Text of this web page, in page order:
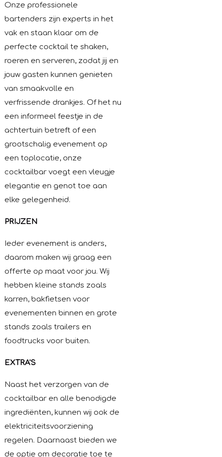
Onze professionele
bartenders zijn experts in het
vak en staan klaar om de
perfecte cocktail te shaken,
roeren en serveren, zodat jij en
jouw gasten kunnen genieten
van smaakvolle en
verfrissende drankjes. Of het nu
een informeel feestje in de
achtertuin betreft of een
grootschalig evenement op
een toplocatie, onze
cocktailbar voegt een vleugje
elegantie en genot toe aan
elke gelegenheid.
PRIJZEN
Ieder evenement is anders,
daarom maken wij graag een
offerte op maat voor jou. Wij
hebben kleine stands zoals
karren, bakfietsen voor
evenementen binnen en grote
stands zoals trailers en
foodtrucks voor buiten.
EXTRA'S
Naast het verzorgen van de
cocktailbar en alle benodigde
ingrediënten, kunnen wij ook de
elektriciteitsvoorziening
regelen. Daarnaast bieden we
de optie om decoratie toe te